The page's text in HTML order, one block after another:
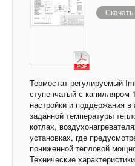
Скачать
Термостат регулируемый
ступенчатый с
настройки и поддержания
заданной температуры
котлах,
установках, где
пониженной тепловой
Технические